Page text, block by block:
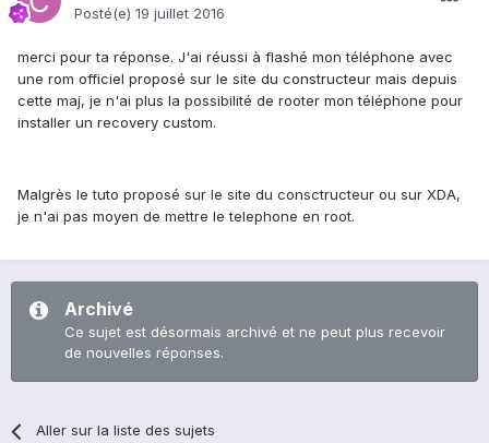
Posté(e) 19 juillet 2016
merci pour ta réponse. J'ai réussi à flashé mon téléphone avec
une rom officiel proposé sur le site du constructeur mais depuis
cette maj, je n'ai plus la possibilité de rooter mon téléphone pour
installer un recovery custom.
Malgrès le tuto proposé sur le site du consctructeur ou sur XDA,
je n'ai pas moyen de mettre le telephone en root.
Archivé
Ce sujet est désormais archivé et ne peut plus recevoir
de nouvelles réponses.
Aller sur la liste des sujets